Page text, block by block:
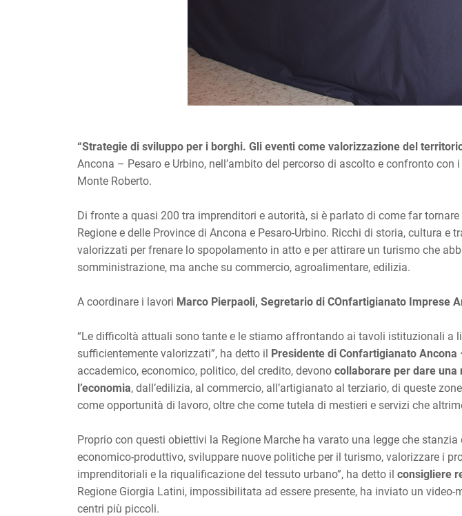
“Strategie di sviluppo per i borghi. Gli eventi come valorizzazione del
Ancona – Pesaro e Urbino, nell’ambito del percorso di ascolto e confronto
Monte Roberto.
Di fronte a quasi 200 tra imprenditori e autorità, si è parlato di come far
Regione e delle Province di Ancona e Pesaro-Urbino. Ricchi di storia, cultura
valorizzati per frenare lo spopolamento in atto e per attirare un turismo che
somministrazione, ma anche su commercio, agroalimentare, edilizia.
A coordinare i lavori Marco Pierpaoli, Segretario di COnfartigianato Imprese
“Le difficoltà attuali sono tante e le stiamo affrontando ai tavoli istituzionali a
sufficientemente valorizzati”, ha detto il Presidente di Confartigianato
accademico, economico, politico, del credito, devono collaborare per dare una
l’economia, dall’edilizia, al commercio, all’artigianato al terziario, di queste
come opportunità di lavoro, oltre che come tutela di mestieri e servizi che
Proprio con questi obiettivi la Regione Marche ha varato una legge che
economico-produttivo, sviluppare nuove politiche per il turismo, valorizzare i
imprenditoriali e la riqualificazione del tessuto urbano”, ha detto il consigliere
Regione Giorgia Latini, impossibilitata ad essere presente, ha inviato un
centri più piccoli.